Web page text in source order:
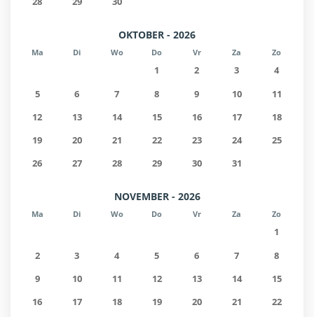
Warmwaterbronnen - Tauern Spa
Natuurparken - Nationalpark Hohe
40 km
Luchthaven - Flughafen Salzburg 75 km
OKTOBER - 2026
Ma Di Wo Do Vr Za Zo
1 2 3
4
5
6 7 8 9 10
11
12
13 14 15 16 17
18
19
20 21 22 23 24
25
26
27 28 29 30 31
NOVEMBER - 2026
Ma Di Wo Do Vr Za Zo
1
2
3 4 5 6 7
8
9
10 11 12 13 14
15
16
17 18 19 20 21
22